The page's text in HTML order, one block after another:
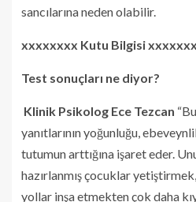
sancılarına neden olabilir.
xxxxxxxx Kutu Bilgisi xxxxxxx
Test sonuçları ne diyor?
Klinik Psikolog Ece Tezcan
yanıtlarının yoğunluğu,
tutumun arttığına işaret eder.
hazırlanmış çocuklar
yollar inşa etmekten çok daha